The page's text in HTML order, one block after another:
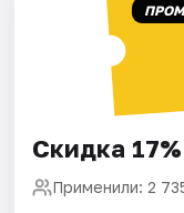
Скидка
Применили: 2